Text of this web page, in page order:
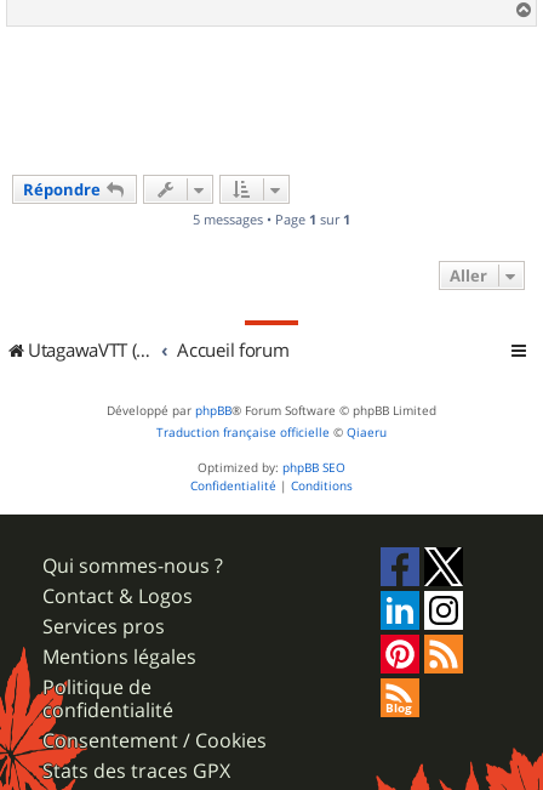
a
Répondre
5 messages • Page 1 sur 1
Aller
UtagawaVTT (Randos VTT et VTTAE avec traces GPS) Accueil forum
Développé par phpBB® Forum Software © phpBB Limited
Traduction française officielle © Qiaeru
Optimized by: phpBB SEO
Confidentialité | Conditions
Qui sommes-nous ?
Contact & Logos
Services pros
Mentions légales
Politique de
confidentialité
Consentement / Cookies
Stats des traces GPX